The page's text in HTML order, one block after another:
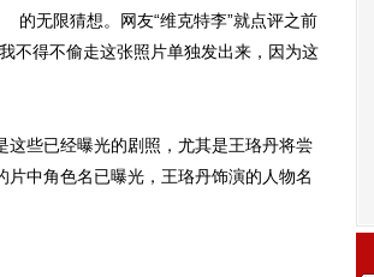
的无限猜想。网友“维克特李”就点评之前
不得不偷走这张照片单独发出来，因为这
些已经曝光的剧照，尤其是王珞丹将尝
中角色名已曝光，王珞丹饰演的人物名